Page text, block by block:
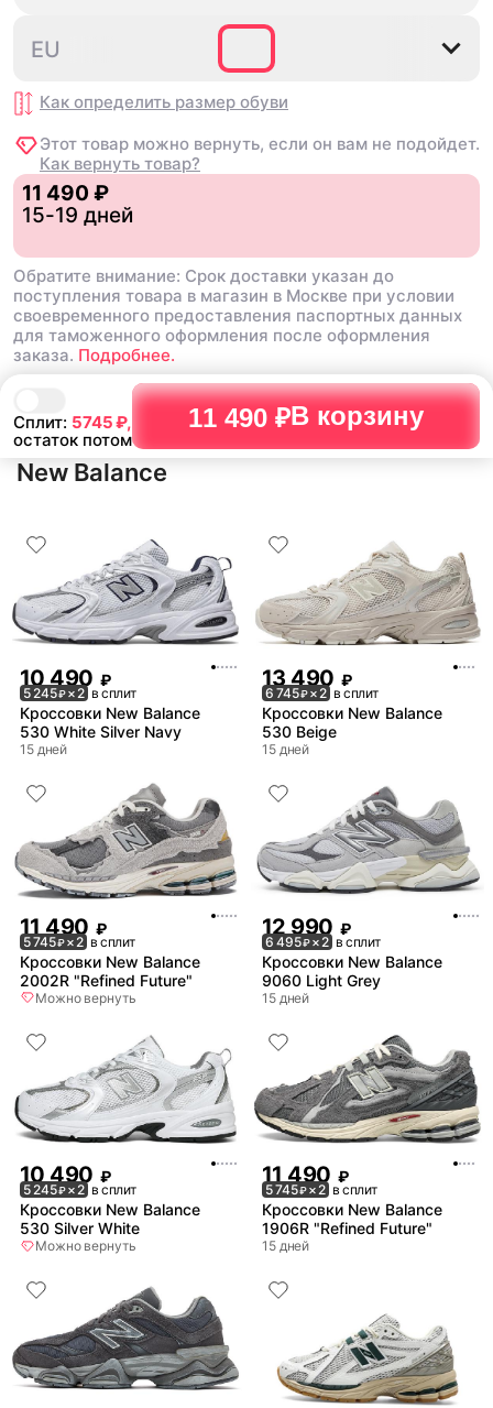
Сплит: 5745₽,
остаток потом
11 490 ₽В корзину
За свои
деньги вполне норм.
38.5
EU
Как определить размер обуви
Этот товар можно вернуть, если он вам не подойдет.
Как вернуть товар?
11 490 ₽
15-19 дней
Обратите внимание: Срок доставки указан до
поступления товара в магазин в Москве при условии
своевременного предоставления паспортных данных
для таможенного оформления после оформления
заказа. Подробнее.
New Balance
10 490 ₽
5 245₽× 2 в сплит
Кроссовки New Balance
530 White Silver Navy
15 дней
13 490 ₽
6 745₽× 2 в сплит
Кроссовки New Balance
530 Beige
15 дней
11 490 ₽
5 745₽× 2 в сплит
Кроссовки New Balance
2002R "Refined Future"
Можно вернуть
12 990 ₽
6 495₽× 2 в сплит
Кроссовки New Balance
9060 Light Grey
15 дней
10 490 ₽
5 245₽× 2 в сплит
Кроссовки New Balance
530 Silver White
Можно вернуть
11 490 ₽
5 745₽× 2 в сплит
Кроссовки New Balance
1906R "Refined Future"
15 дней